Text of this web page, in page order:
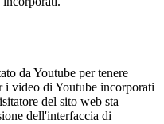
da Youtube per tenere
i video di Youtube incorporati
del sito web sta
dell'interfaccia di